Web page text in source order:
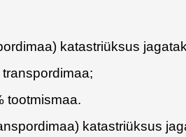
katastriüksus
tootmismaa.
katastriüksus